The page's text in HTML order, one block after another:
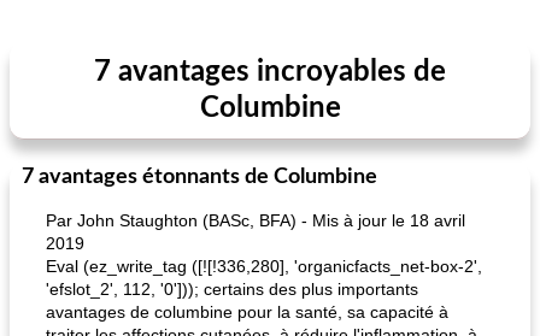
7 avantages incroyables de
Columbine
7 avantages étonnants de Columbine
Par John Staughton (BASc, BFA) - Mis à jour le 18 avril
2019
Eval (ez_write_tag ([![!336,280], 'organicfacts_net-box-2',
'efslot_2', 112, '0'])); certains des plus importants
avantages de columbine pour la santé, sa capacité à